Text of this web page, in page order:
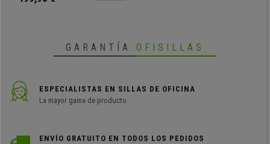
GARANTÍA OFISILLAS
ESPECIALISTAS EN SILLAS DE OFICINA
La mayor gama de producto
ENVÍO GRATUITO EN TODOS LOS PEDIDOS